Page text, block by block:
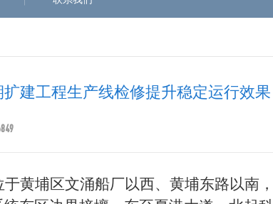
建工程生产线检修提升稳定运行效果
黄埔区文涌船厂以西、黄埔东路以南